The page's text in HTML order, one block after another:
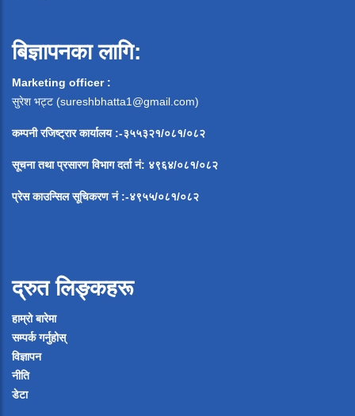
बिज्ञापनका लागि:
Marketing officer :
सुरेश भट्ट (sureshbhatta1@gmail.com)
कम्पनी रजिष्ट्रार कार्यालय :-३५५३२१/०८१/०८२
सूचना तथा प्रसारण विभाग दर्ता नं: ४९६४/०८१/०८२
प्रेस काउन्सिल सूचिकरण नं:-४९५५/०८१/०८२
द्रुत लिङ्कहरू
हाम्रो बारेमा
सम्पर्क गर्नुहोस्
विज्ञापन
नीति
डेटा